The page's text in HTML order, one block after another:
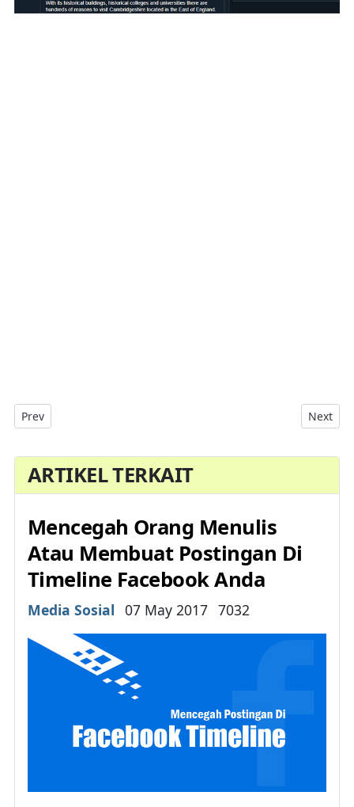
Previous article: 2 Cara Memblokir (Block) Seseorang Di
Prev Next
Next
ARTIKEL TERKAIT
Mencegah Orang Menulis
Atau Membuat Postingan Di
Timeline Facebook Anda
Details
Media Sosial 07 May 2017 7032